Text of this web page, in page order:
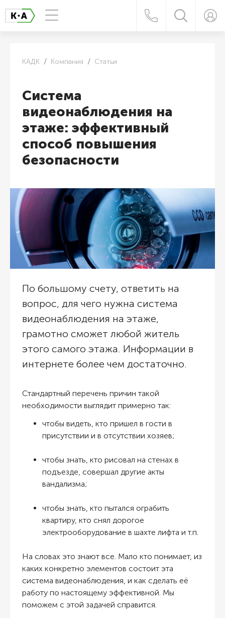
КАДК Компания Статьи
Система
видеонаблюдения на
этаже: эффективный
способ повышения
безопасности
По большому счету, ответить на
вопрос, для чего нужна система
видеонаблюдения на этаже,
грамотно сможет любой житель
этого самого этажа. Информации в
интернете более чем достаточно.
Стандартный перечень причин такой
необходимости выглядит примерно так:
чтобы видеть, кто пришел в гости в
присутствии и в отсутствии хозяев;
чтобы знать, кто рисовал на стенах в
подъезде, совершал другие акты
вандализма;
чтобы знать, кто пытался ограбить
квартиру, кто снял дорогое
электрооборудование в шахте лифта и т.п.
На словах это знают все. Мало кто понимает, из
каких конкретно элементов состоит эта
система видеонаблюдения, и как сделать её
работу по настоящему эффективной. Мы
поможем с этой задачей справится.